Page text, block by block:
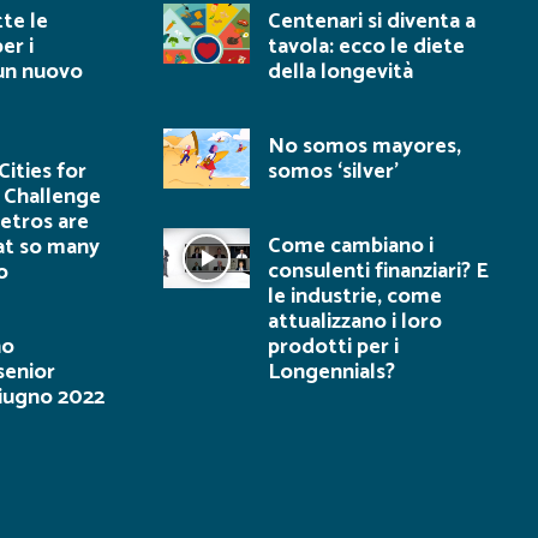
le
i
nuovo
for
are
so many
2022
Centenari si diventa a
tavola: ecco le diete
della longevità
No somos mayores,
somos ‘silver’
Come cambiano i
consulenti finanziari? E
le industrie, come
attualizzano i loro
prodotti per i
Longennials?